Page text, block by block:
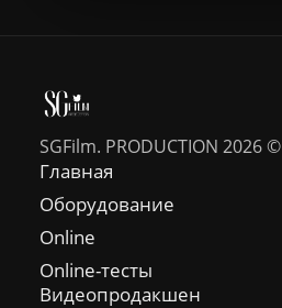
SGFilm. PRODUCTION 2026 ©
Главная
Оборудование
Online
Online-тесты
Видеопродакшен